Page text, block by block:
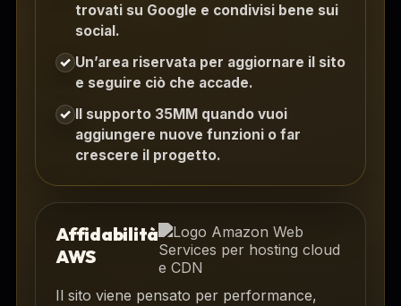
trovati su Google e condivisi bene sui
social.
✓ Un’area riservata per aggiornare il sito
e seguire ciò che accade.
✓ Il supporto 35MM quando vuoi
aggiungere nuove funzioni o far
crescere il progetto.
Affidabilità
AWS
Il sito viene pensato per performance,